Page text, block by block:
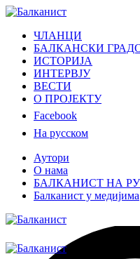
ЧЛАНЦИ
БАЛКАНСКИ
ИСТОРИЈА
ИНТЕРВЈУ
ВЕСТИ
О ПРОЈЕКТУ
Facebook
На русском
Аутори
О нама
БАЛКАНИСТ НА
Балканист у медијима